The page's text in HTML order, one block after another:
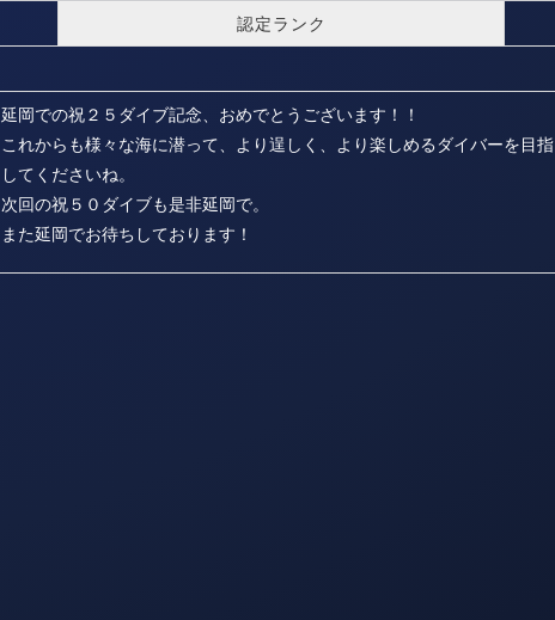
認定ランク
延岡での祝２５ダイブ記念、おめでとうございます！！
これからも様々な海に潜って、より逞しく、より楽しめるダイバーを目指
してくださいね。
次回の祝５０ダイブも是非延岡で。
また延岡でお待ちしております！